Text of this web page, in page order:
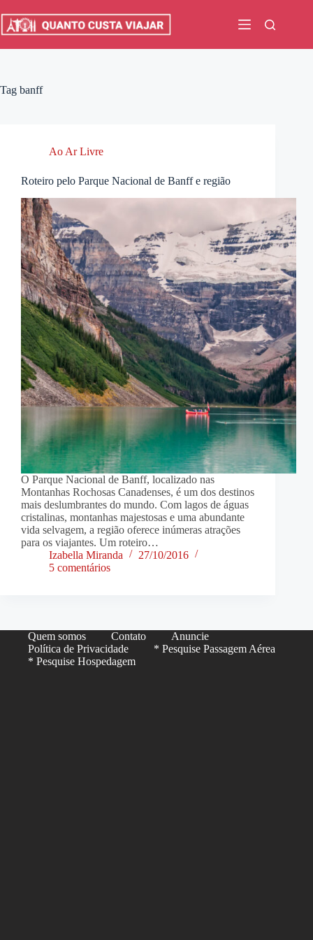
para
Tag banff
Ao Ar Livre
Roteiro pelo Parque Nacional de Banff e região
O Parque Nacional de Banff, localizado nas
Montanhas Rochosas Canadenses, é um dos destinos
mais deslumbrantes do mundo. Com lagos de águas
cristalinas, montanhas majestosas e uma abundante
vida selvagem, a região oferece inúmeras atrações
para os viajantes. Um roteiro…
Izabella Miranda
27/10/2016
5 comentários
Quem somos Contato
Anuncie
Política de Privacidade
* Pesquise Passagem Aérea
* Pesquise Hospedagem